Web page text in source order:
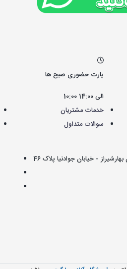
پارت حضوری صبح ها
10:00 الی 14:00
خدمات مشتریان
سوالات متداول
- خیابان جوادنیا پلاک 46